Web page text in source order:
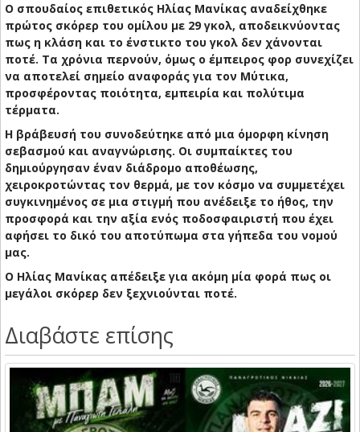
Ο σπουδαίος επιθετικός Ηλίας Μανίκας αναδείχθηκε
πρώτος σκόρερ του ομίλου με 29 γκολ, αποδεικνύοντας
πως η κλάση και το ένστικτο του γκολ δεν χάνονται
ποτέ. Τα χρόνια περνούν, όμως ο έμπειρος φορ συνεχίζει
να αποτελεί σημείο αναφοράς για τον Μύτικα,
προσφέροντας ποιότητα, εμπειρία και πολύτιμα
τέρματα.
Η βράβευσή του συνοδεύτηκε από μια όμορφη κίνηση
σεβασμού και αναγνώρισης. Οι συμπαίκτες του
δημιούργησαν έναν διάδρομο αποθέωσης,
χειροκροτώντας τον θερμά, με τον κόσμο να συμμετέχει
συγκινημένος σε μια στιγμή που ανέδειξε το ήθος, την
προσφορά και την αξία ενός ποδοσφαιριστή που έχει
αφήσει το δικό του αποτύπωμα στα γήπεδα του νομού
μας.
Ο Ηλίας Μανίκας απέδειξε για ακόμη μία φορά πως οι
μεγάλοι σκόρερ δεν ξεχνιούνται ποτέ.
Διαβάστε επίσης